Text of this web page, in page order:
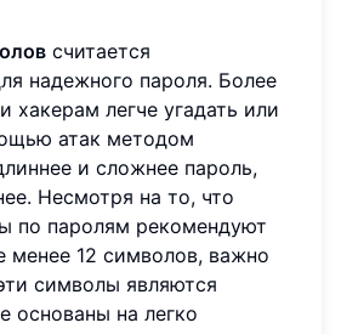
считается
надежного пароля. Более
хакерам легче угадать или
атак методом
и сложнее пароль,
Несмотря на то, что
по паролям рекомендуют
менее 12 символов, важно
символы являются
основаны на легко